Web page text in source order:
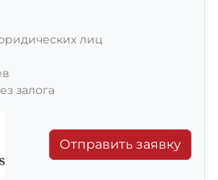
лиц
залога
Отправить заявку